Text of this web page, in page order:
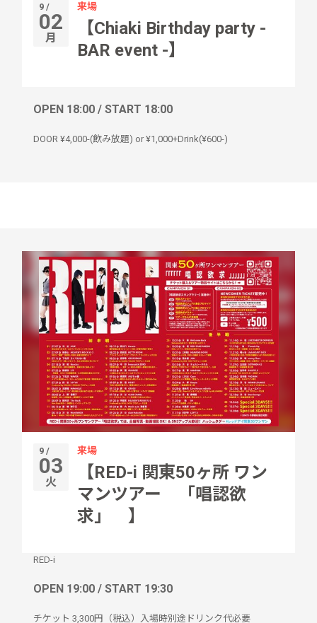
9 /
02
月
来場
【Chiaki Birthday party -
BAR event -】
OPEN 18:00 / START 18:00
DOOR ¥4,000-(飲み放題) or ¥1,000+Drink(¥600-)
9 /
03
火
来場
【RED-i 関東50ヶ所 ワン
マンツアー 「唱認欲
求」 】
RED-i
OPEN 19:00 / START 19:30
チケット 3,300円（税込）入場時別途ドリンク代必要